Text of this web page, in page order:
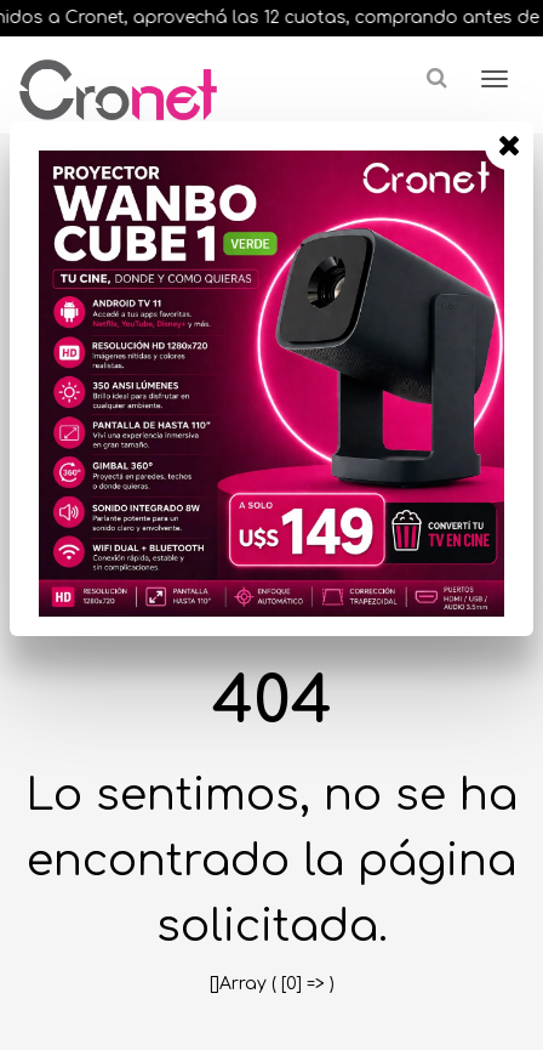
a Cronet, aprovechá las 12 cuotas, comprando antes de
404
Lo sentimos, no se ha
encontrado la página
solicitada.
[]Array ( [0] => )